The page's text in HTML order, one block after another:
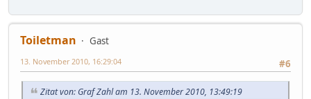
Toiletman
Gast
#6
13. November 2010, 16:29:04
Zitat von: Graf Zahl am 13. November 2010, 13:49:19